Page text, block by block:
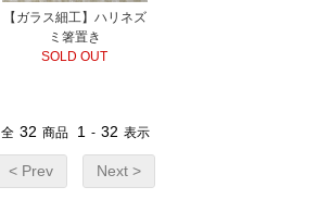
【ガラス細工】ハリネズ
ミ箸置き
SOLD OUT
全 32 商品 1 - 32 表示
< Prev Next >